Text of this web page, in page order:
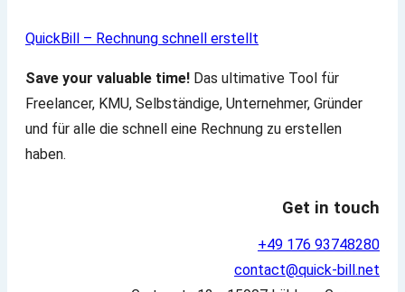
QuickBill – Rechnung schnell erstellt
Save your valuable time! Das ultimative Tool für
Freelancer, KMU, Selbständige, Unternehmer, Gründer
und für alle die schnell eine Rechnung zu erstellen
haben.
Get in touch
+49 176 93748280
contact@quick-bill.net